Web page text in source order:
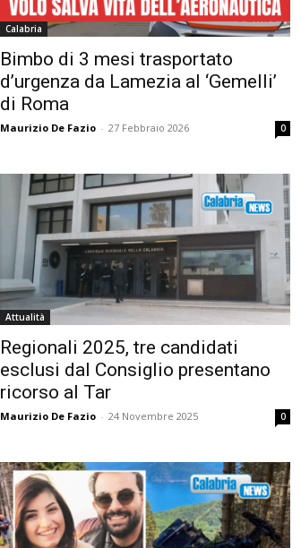
Calabria
Bimbo di 3 mesi trasportato
d’urgenza da Lamezia al ‘Gemelli’
di Roma
Maurizio De Fazio - 27 Febbraio 2026 0
Attualità
Regionali 2025, tre candidati
esclusi dal Consiglio presentano
ricorso al Tar
Maurizio De Fazio - 24 Novembre 2025 0